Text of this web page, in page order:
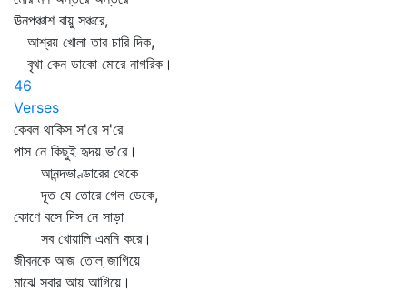
ঊনপঞ্চাশ বায়ু সঞ্চরে,
আশ্রয় খোলা তার চারি দিক,
বৃথা কেন ডাকো মোরে নাগরিক।
46
Verses
কেবল থাকিস স'রে স'রে
পাস নে কিছুই হৃদয় ভ'রে।
আনন্দভাণ্ডারের থেকে
দূত যে তোরে গেল ডেকে,
কোণে বসে দিস নে সাড়া
সব খোয়ালি এমনি করে।
জীবনকে আজ তোল্‌ জাগিয়ে
মাঝে সবার আয় আগিয়ে।